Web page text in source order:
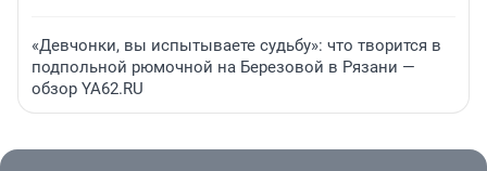
«Девчонки, вы испытываете судьбу»: что творится в
подпольной рюмочной на Березовой в Рязани —
обзор YA62.RU